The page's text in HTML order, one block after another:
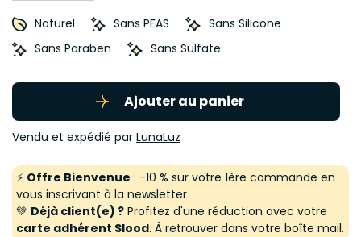
Naturel Sans PFAS
Sans Silicone
Sans Paraben
Sans Sulfate
Ajouter au panier
Vendu et expédié par LunaLuz
⚡ Offre Bienvenue : -10 % sur votre 1ère commande en
vous inscrivant à la newsletter
💚 Déjà client(e) ? Profitez d'une réduction avec votre
carte adhérent Slood. À retrouver dans votre boîte mail.